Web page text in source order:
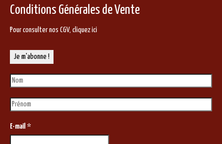
Conditions Générales de Vente
Pour consulter nos CGV, cliquez ici
E-mail *